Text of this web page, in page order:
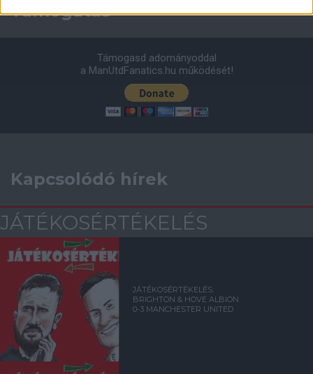
Támogatás
Támogasd adományoddal
a ManUtdFanatics.hu működését!
Kapcsolódó hírek
JÁTÉKOSÉRTÉKELÉS
JÁTÉKOSÉRTÉKELÉS:
BRIGHTON & HOVE ALBION
0-3 MANCHESTER UNITED